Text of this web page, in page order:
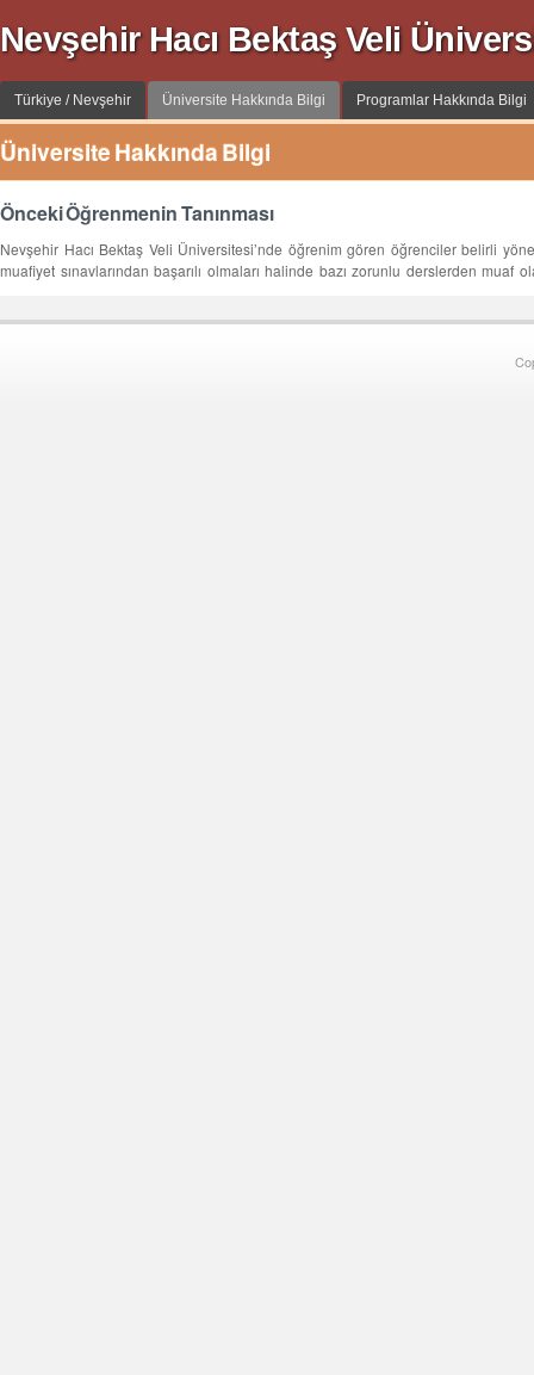
Nevşehir Hacı Bektaş Veli
Türkiye / Nevşehir Üniversite Hakkında Bilgi Programlar Hakkında Bilgi
Üniversite Hakkında Bilgi
Önceki Öğrenmenin Tanınması
Nevşehir Hacı Bektaş Veli Üniversitesi’nde öğrenim gören öğrenciler belirli
muafiyet sınavlarından başarılı olmaları halinde bazı zorunlu derslerden muaf